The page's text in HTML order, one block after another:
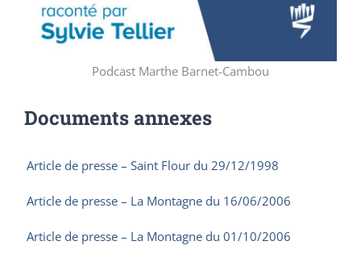
Podcast Marthe Barnet-Cambou
Documents annexes
Article de presse – Saint Flour du 29/12/1998
Article de presse – La Montagne du 16/06/2006
Article de presse – La Montagne du 01/10/2006